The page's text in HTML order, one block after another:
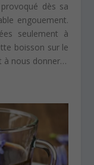
dès sa
engouement.
seulement à
boisson sur le
à nous donner…